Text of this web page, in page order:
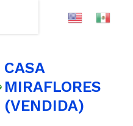
CASA
MIRAFLORES
(VENDIDA)